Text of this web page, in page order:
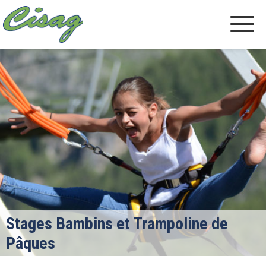
Stages Bambins et Trampoline de
Pâques